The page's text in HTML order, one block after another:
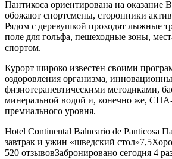
Пантикоса ориентирована на оказание
обожают спортсмены, сторонники
Рядом с деревушкой проходят лыжные
поле для гольфа, пешеходные зоны,
спортом.
Курорт широко известен своими
оздоровления организма,
физиотерапевтическими методиками,
минеральной водой и, конечно же,
премиального уровня.
Hotel Continental Balneario de Panticosa
завтрак и ужин «шведский
520 отзывовЗабронировано сегодня 4